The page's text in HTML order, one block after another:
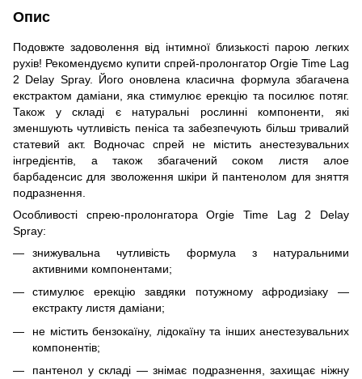
Опис
Подовжте задоволення від інтимної близькості парою легких
рухів! Рекомендуємо купити спрей-пролонгатор Orgie Time Lag
2 Delay Spray. Його оновлена класична формула збагачена
екстрактом даміани, яка стимулює ерекцію та посилює потяг.
Також у складі є натуральні рослинні компоненти, які
зменшують чутливість пеніса та забезпечують більш тривалий
статевий акт. Водночас спрей не містить анестезувальних
інгредієнтів, а також збагачений соком листя алое
барбаденсис для зволоження шкіри й пантенолом для зняття
подразнення.
Особливості спрею-пролонгатора Orgie Time Lag 2 Delay
Spray:
знижувальна чутливість формула з натуральними
активними компонентами;
стимулює ерекцію завдяки потужному афродизіаку —
екстракту листя даміани;
не містить бензокаїну, лідокаїну та інших анестезувальних
компонентів;
пантенол у складі — знімає подразнення, захищає ніжну